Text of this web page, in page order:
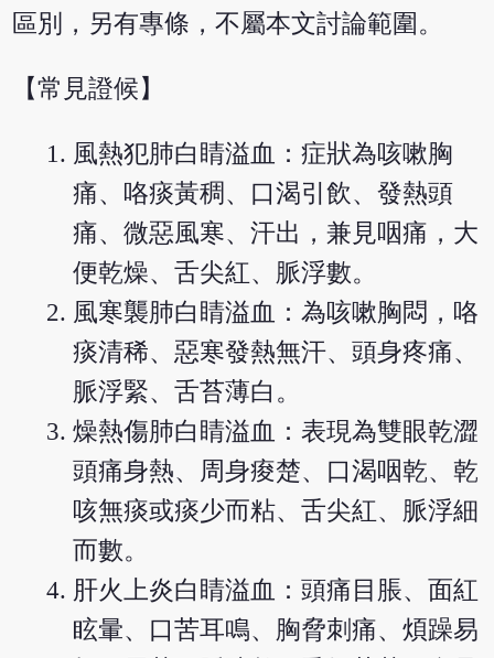
區別，另有專條，不屬本文討論範圍。
【常見證候】
風熱犯肺白睛溢血：症狀為咳嗽胸
痛、咯痰黃稠、口渴引飲、發熱頭
痛、微惡風寒、汗出，兼見咽痛，大
便乾燥、舌尖紅、脈浮數。
風寒襲肺白睛溢血：為咳嗽胸悶，咯
痰清稀、惡寒發熱無汗、頭身疼痛、
脈浮緊、舌苔薄白。
燥熱傷肺白睛溢血：表現為雙眼乾澀
頭痛身熱、周身痠楚、口渴咽乾、乾
咳無痰或痰少而粘、舌尖紅、脈浮細
而數。
肝火上炎白睛溢血：頭痛目脹、面紅
眩暈、口苦耳鳴、胸脅刺痛、煩躁易